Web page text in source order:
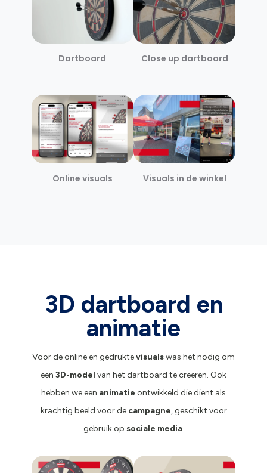
Dartboard Close up dartboard
Online visuals Visuals in de winkel
3D dartboard en
animatie
Voor de online en gedruktevisualswas het nodig om
een 3D-model van het dartboard te creëren. Ook
hebben we een animatie ontwikkeld die dient als
krachtig beeld voor de campagne, geschikt voor
gebruik op sociale media.